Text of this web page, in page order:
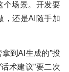
场景。开发要
，还是AI随手加
到AI生成的”投
术建议”要二次